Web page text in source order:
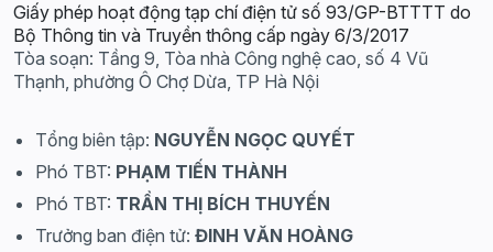
Giấy phép hoạt động tạp chí điện tử số 93/GP-BTTTT do
Bộ Thông tin và Truyền thông cấp ngày 6/3/2017
Tòa soạn: Tầng 9, Tòa nhà Công nghệ cao, số 4 Vũ
Thạnh, phường Ô Chợ Dừa, TP Hà Nội
Tổng biên tập: NGUYỄN NGỌC QUYẾT
Phó TBT: PHẠM TIẾN THÀNH
Phó TBT: TRẦN THỊ BÍCH THUYẾN
Trưởng ban điện tử: ĐINH VĂN HOÀNG